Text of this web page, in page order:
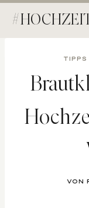
Zum
Inhalt
Von